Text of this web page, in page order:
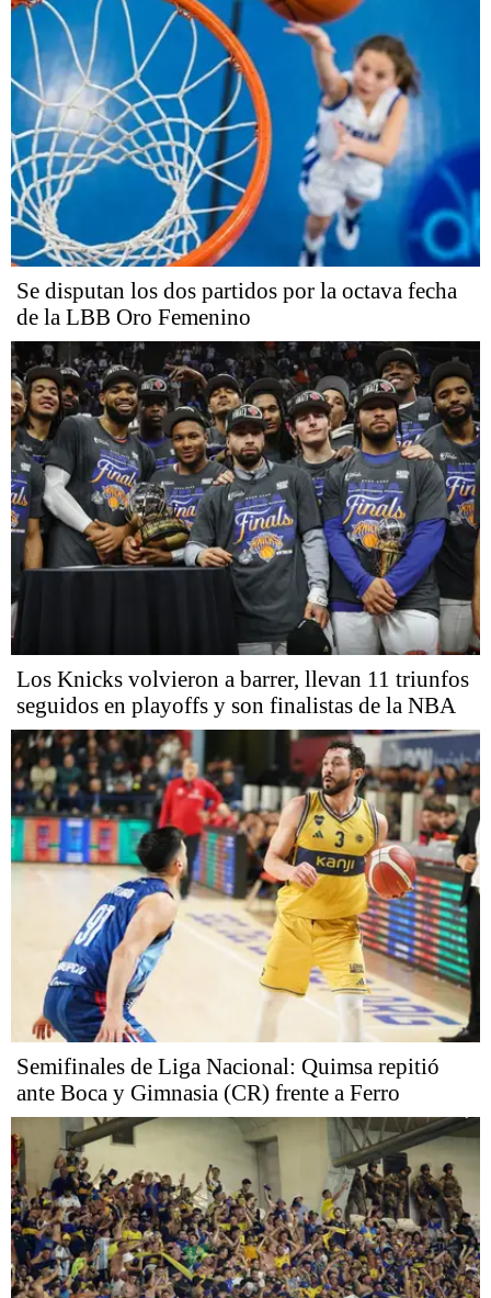
Se disputan los dos partidos por la octava fecha
de la LBB Oro Femenino
Los Knicks volvieron a barrer, llevan 11 triunfos
seguidos en playoffs y son finalistas de la NBA
Semifinales de Liga Nacional: Quimsa repitió
ante Boca y Gimnasia (CR) frente a Ferro